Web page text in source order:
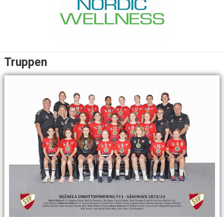
TRUPPEN
DOKUMENT
Truppen